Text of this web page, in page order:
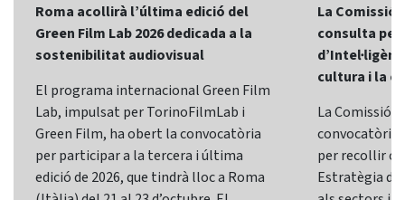
Roma acollirà l’última edició del
Green Film Lab 2026 dedicada a la
sostenibilitat audiovisual
El programa internacional Green Film
Lab, impulsat per TorinoFilmLab i
Green Film, ha obert la convocatòria
per participar a la tercera i última
edició de 2026, que tindrà lloc a Roma
La Comissió
consulta
cultura i la
La Comissió
convocatòria
per recollir
Estratègia